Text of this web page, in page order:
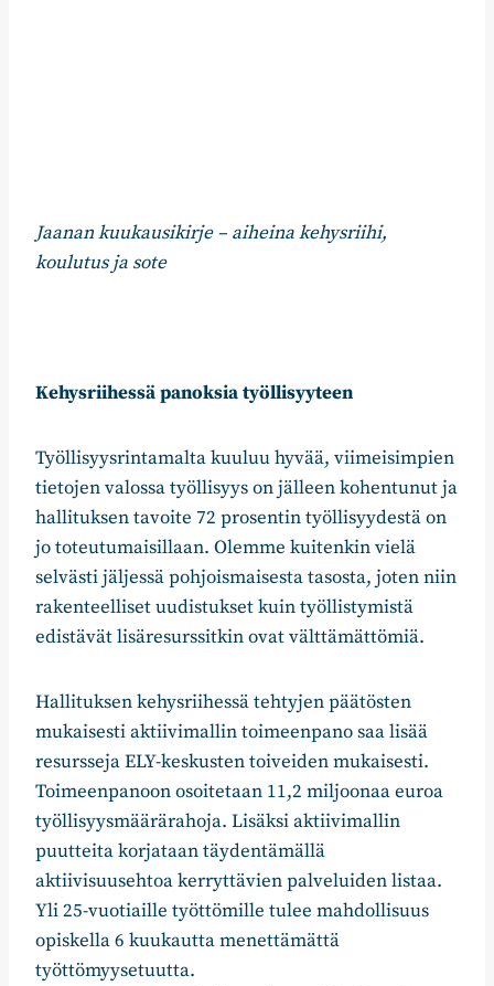
Jaanan kuukausikirje – aiheina kehysriihi,
koulutus ja sote
Kehysriihessä panoksia työllisyyteen
Työllisyysrintamalta kuuluu hyvää, viimeisimpien
tietojen valossa työllisyys on jälleen kohentunut ja
hallituksen tavoite 72 prosentin työllisyydestä on
jo toteutumaisillaan. Olemme kuitenkin vielä
selvästi jäljessä pohjoismaisesta tasosta, joten niin
rakenteelliset uudistukset kuin työllistymistä
edistävät lisäresurssitkin ovat välttämättömiä.
Hallituksen kehysriihessä tehtyjen päätösten
mukaisesti aktiivimallin toimeenpano saa lisää
resursseja ELY-keskusten toiveiden mukaisesti.
Toimeenpanoon osoitetaan 11,2 miljoonaa euroa
työllisyysmäärärahoja. Lisäksi aktiivimallin
puutteita korjataan täydentämällä
aktiivisuusehtoa kerryttävien palveluiden listaa.
Yli 25-vuotiaille työttömille tulee mahdollisuus
opiskella 6 kuukautta menettämättä
työttömyysetuutta.